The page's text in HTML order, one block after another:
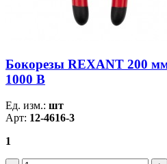
Бокорезы REXANT 200
1000 В
Ед. изм.: шт
Арт: 12-4616-3
1